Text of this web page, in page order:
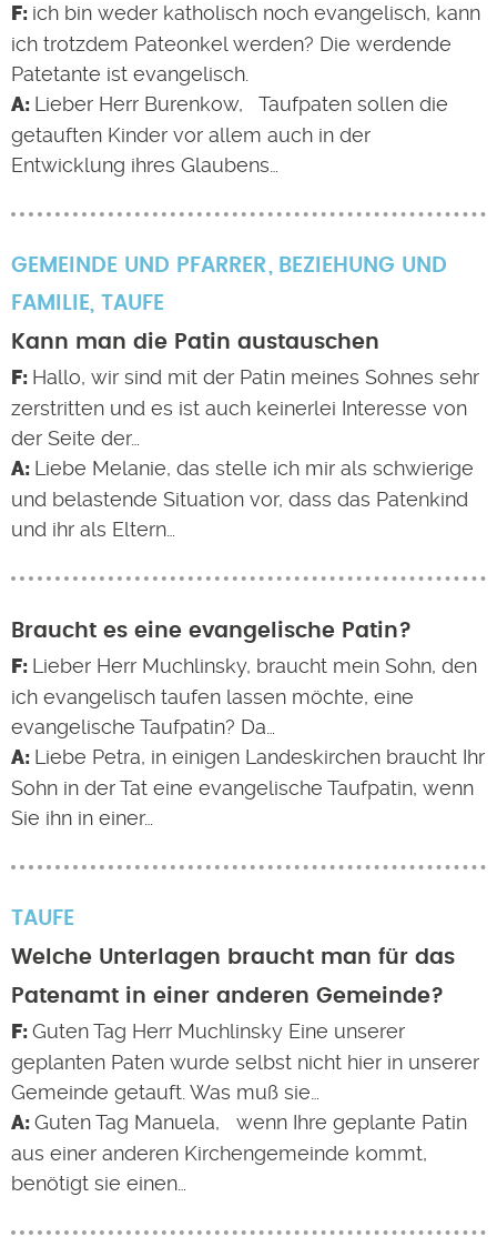
ich bin weder katholisch noch evangelisch, kann
ich trotzdem Pateonkel werden? Die werdende
Patetante ist evangelisch.
Lieber Herr Burenkow, Taufpaten sollen die
getauften Kinder vor allem auch in der
Entwicklung ihres Glaubens…
GEMEINDE UND PFARRER
BEZIEHUNG UND
FAMILIE, TAUFE
Kann man die Patin austauschen
Hallo, wir sind mit der Patin meines Sohnes sehr
zerstritten und es ist auch keinerlei Interesse von
der Seite der…
Liebe Melanie, das stelle ich mir als schwierige
und belastende Situation vor, dass das Patenkind
und ihr als Eltern…
Braucht es eine evangelische Patin?
Lieber Herr Muchlinsky, braucht mein Sohn, den
ich evangelisch taufen lassen möchte, eine
evangelische Taufpatin? Da…
Liebe Petra, in einigen Landeskirchen braucht Ihr
Sohn in der Tat eine evangelische Taufpatin, wenn
Sie ihn in einer…
TAUFE
Welche Unterlagen braucht man für das
Patenamt in einer anderen Gemeinde?
Guten Tag Herr Muchlinsky Eine unserer
geplanten Paten wurde selbst nicht hier in unserer
Gemeinde getauft. Was muß sie…
Guten Tag Manuela, wenn Ihre geplante Patin
aus einer anderen Kirchengemeinde kommt,
benötigt sie einen…